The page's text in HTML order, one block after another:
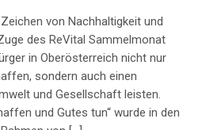
von Nachhaltigkeit und
des ReVital Sammelmonat
in Oberösterreich nicht nur
sondern auch einen
und Gesellschaft leisten.
und Gutes tun“ wurde in den